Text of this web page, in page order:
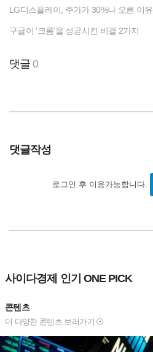
LG디스플레이, 주가가 30%나 오른 이유
구글이 '크롬'을 성공시킨 비결 2가지
댓글0
댓글작성
로그인 후 이용가능합니다.
사이다경제 인기 ONE PICK
콘텐츠
더 다양한 콘텐츠 보러가기